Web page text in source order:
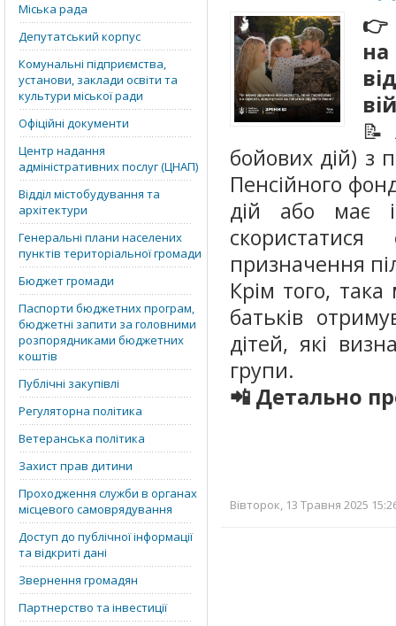
Міська рада
Депутатський корпус
Комунальні підприємства,
установи, заклади освіти та
культури міської ради
Офіційні документи
Центр надання
адміністративних послуг (ЦНАП)
Відділ містобудування та
архітектури
Генеральні плани населених
пунктів територіальної громади
Бюджет громади
Паспорти бюджетних програм,
бюджетні запити за головними
розпорядниками бюджетних
коштів
Публічні закупівлі
Регуляторна політика
Ветеранська політика
Захист прав дитини
Проходження служби в органах
місцевого самоврядування
Доступ до публічної інформації
та відкриті дані
Звернення громадян
Партнерство та інвестиції
👉
📝
бойових дій) з
Пенсійного
дій або має
призначення
Крім того,
батьків
дітей, які
групи.
📲 Детально
Вівторок, 13 Травня 2025